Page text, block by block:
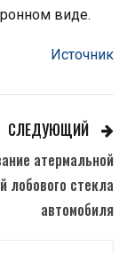
виде.
Источник
СЛЕДУЮЩИЙ
атермальной
лобового стекла
автомобиля